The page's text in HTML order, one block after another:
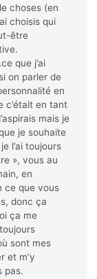
choses (en
choisis qui
être
que j’ai
on parler de
en
c’était en tant
mais je
je souhaite
l’ai toujours
», vous au
en
ce que vous
donc ça
ça me
sont mes
et m’y
pas.